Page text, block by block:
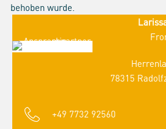
behoben wurde.
78315
+49 7732 92560